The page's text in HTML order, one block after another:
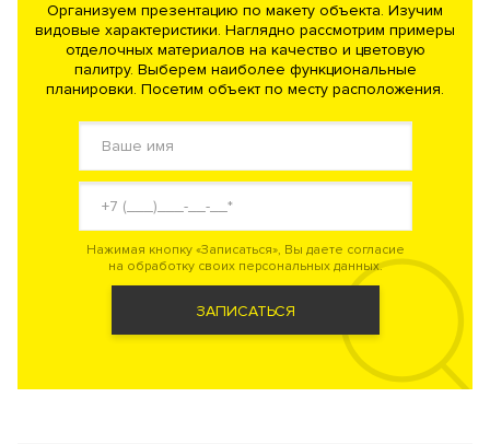
Организуем презентацию по макету объекта. Изучим
видовые характеристики. Наглядно рассмотрим примеры
отделочных материалов на качество и цветовую
палитру. Выберем наиболее функциональные
планировки. Посетим объект по месту расположения.
Нажимая кнопку «Записаться», Вы даете согласие
на обработку своих персональных данных.
ЗАПИСАТЬСЯ